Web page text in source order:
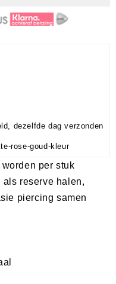
dezelfde dag verzonden
rose-goud-kleur
per stuk
reserve halen,
piercing samen